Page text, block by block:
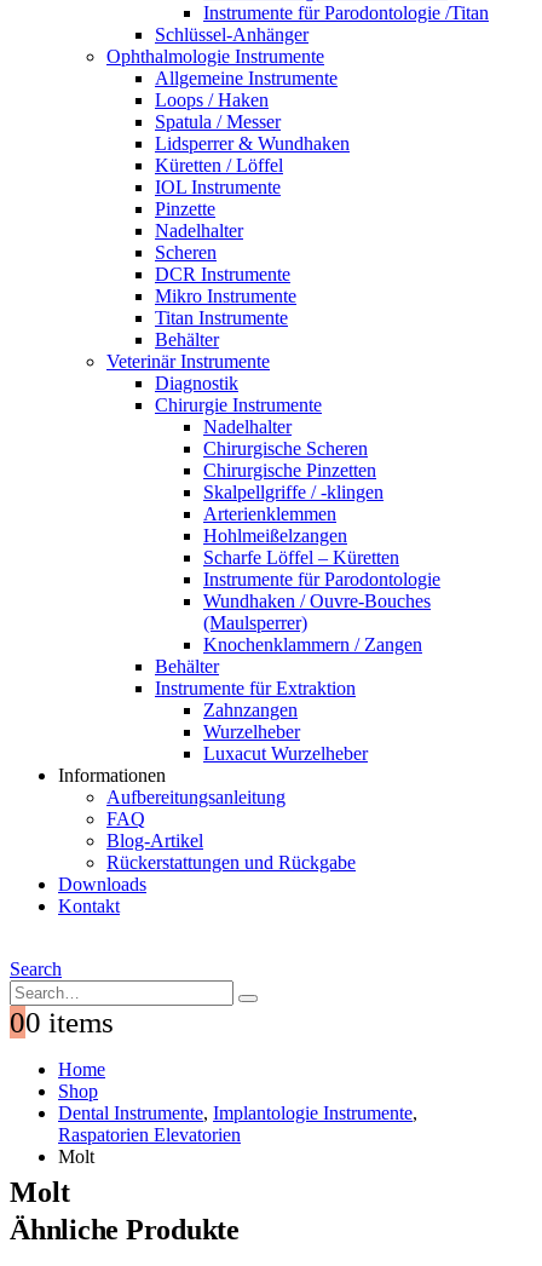
Instrumente für Parodontologie /Titan
Schlüssel-Anhänger
Ophthalmologie Instrumente
Allgemeine Instrumente
Loops / Haken
Spatula / Messer
Lidsperrer & Wundhaken
Küretten / Löffel
IOL Instrumente
Pinzette
Nadelhalter
Scheren
DCR Instrumente
Mikro Instrumente
Titan Instrumente
Behälter
Veterinär Instrumente
Diagnostik
Chirurgie Instrumente
Nadelhalter
Chirurgische Scheren
Chirurgische Pinzetten
Skalpellgriffe / -klingen
Arterienklemmen
Hohlmeißelzangen
Scharfe Löffel – Küretten
Instrumente für Parodontologie
Wundhaken / Ouvre-Bouches
(Maulsperrer)
Knochenklammern / Zangen
Behälter
Instrumente für Extraktion
Zahnzangen
Wurzelheber
Luxacut Wurzelheber
Informationen
Aufbereitungsanleitung
FAQ
Blog-Artikel
Rückerstattungen und Rückgabe
Downloads
Kontakt
Search
00 items
Home
Shop
Dental Instrumente, Implantologie Instrumente,
Raspatorien Elevatorien
Molt
Molt
Ähnliche Produkte